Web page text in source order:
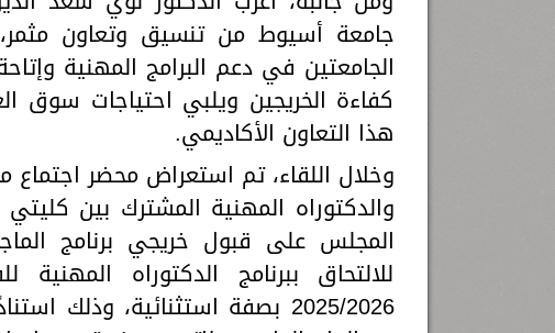
جامعة أسيوط من تنسيق وتعاون
الجامعتين في دعم البرامج المهنية
كفاءة الخريجين ويلبي احتياجات
هذا التعاون الأكاديمي.
وخلال اللقاء، تم استعراض محضر اجتماع
والدكتوراه المهنية المشترك بين
المجلس على قبول خريجي برنامج
للالتحاق ببرنامج الدكتوراه
2025/2026 بصفة استثنائية،